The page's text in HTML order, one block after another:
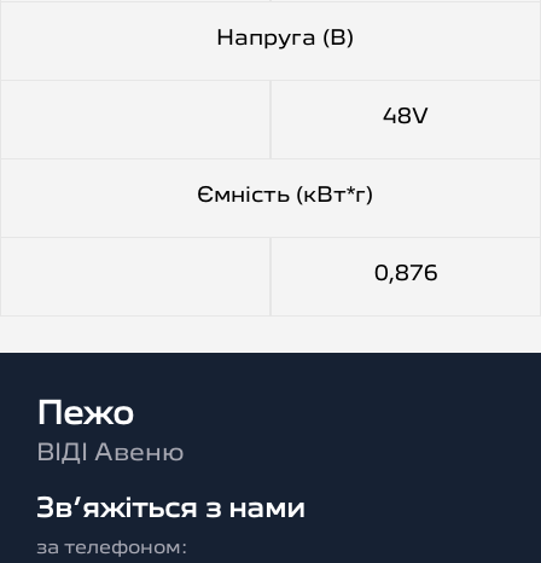
Напруга (В)
48V
Ємність (кВт*г)
0,876
Пежо
ВІДІ Авеню
Зв’яжіться з нами
за телефоном: